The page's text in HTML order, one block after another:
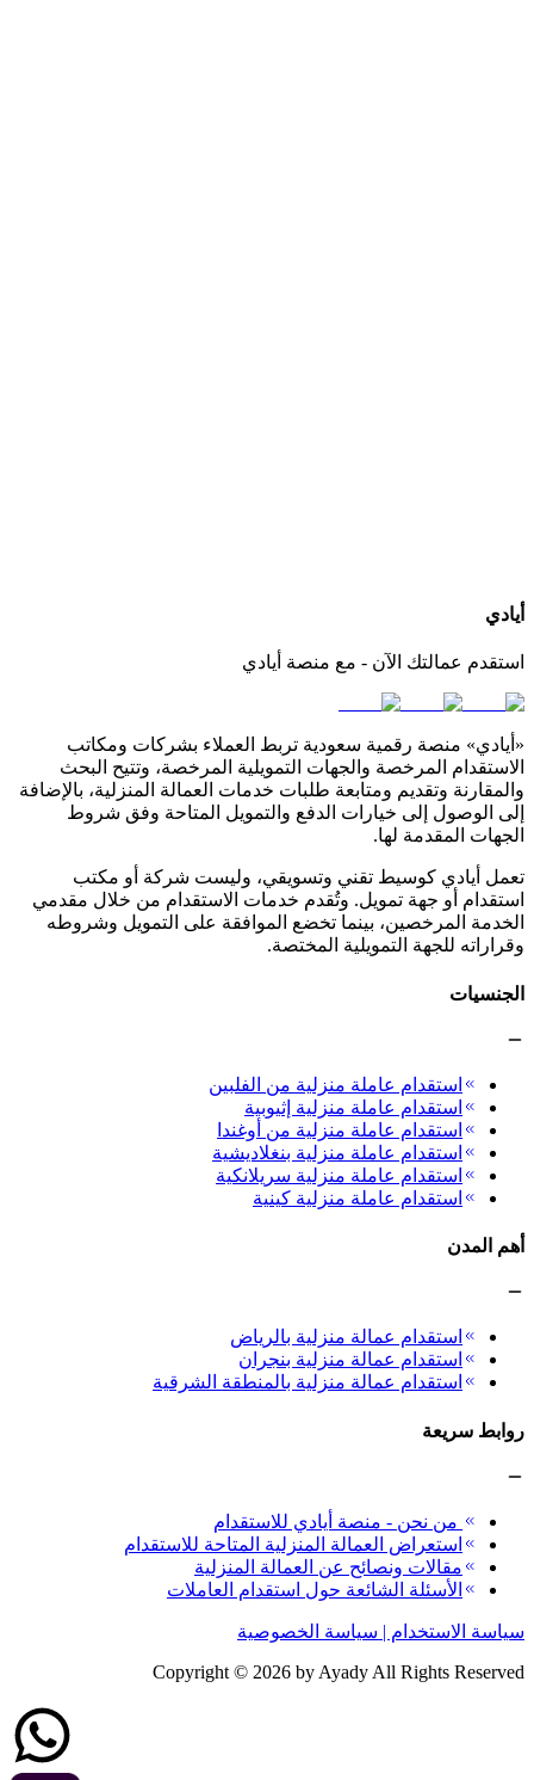
أيادي
استقدم عمالتك الآن - مع منصة أيادي
«أيادي» منصة رقمية سعودية تربط العملاء بشركات ومكاتب
الاستقدام المرخصة والجهات التمويلية المرخصة، وتتيح البحث
والمقارنة وتقديم ومتابعة طلبات خدمات العمالة المنزلية، بالإضافة
إلى الوصول إلى خيارات الدفع والتمويل المتاحة وفق شروط
الجهات المقدمة لها.
تعمل أيادي كوسيط تقني وتسويقي، وليست شركة أو مكتب
استقدام أو جهة تمويل. وتُقدم خدمات الاستقدام من خلال مقدمي
الخدمة المرخصين، بينما تخضع الموافقة على التمويل وشروطه
وقراراته للجهة التمويلية المختصة.
الجنسيات
استقدام عاملة منزلية من الفلبين
استقدام عاملة منزلية إثيوبية
استقدام عاملة منزلية من أوغندا
استقدام عاملة منزلية بنغلاديشية
استقدام عاملة منزلية سريلانكية
استقدام عاملة منزلية كينية
أهم المدن
استقدام عمالة منزلية بالرياض
استقدام عمالة منزلية بنجران
استقدام عمالة منزلية بالمنطقة الشرقية
روابط سريعة
من نحن - منصة أيادي للاستقدام
استعراض العمالة المنزلية المتاحة للاستقدام
مقالات ونصائح عن العمالة المنزلية
الأسئلة الشائعة حول استقدام العاملات
سياسة الاستخدام | سياسة الخصوصية
Copyright © 2026 by Ayady All Rights Reserved